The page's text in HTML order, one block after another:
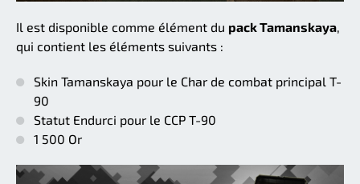
Il est disponible comme élément du pack Tamanskaya
qui contient les éléments suivants :
Skin Tamanskaya pour le Char de combat principal T-
90
Statut Endurci pour le CCP T-90
1 500 Or